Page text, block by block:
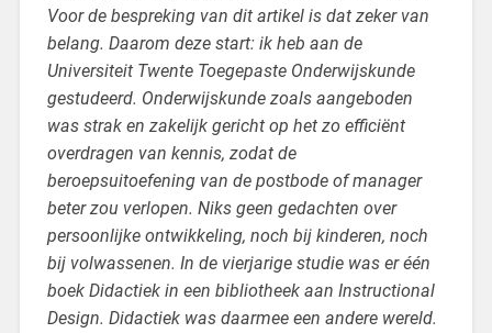
Voor de bespreking van dit artikel is dat zeker van
belang. Daarom deze start: ik heb aan de
Universiteit Twente Toegepaste Onderwijskunde
gestudeerd. Onderwijskunde zoals aangeboden
was strak en zakelijk gericht op het zo efficiënt
overdragen van kennis, zodat de
beroepsuitoefening van de postbode of manager
beter zou verlopen. Niks geen gedachten over
persoonlijke ontwikkeling, noch bij kinderen, noch
bij volwassenen. In de vierjarige studie was er één
boek Didactiek in een bibliotheek aan Instructional
Design. Didactiek was daarmee een andere wereld.